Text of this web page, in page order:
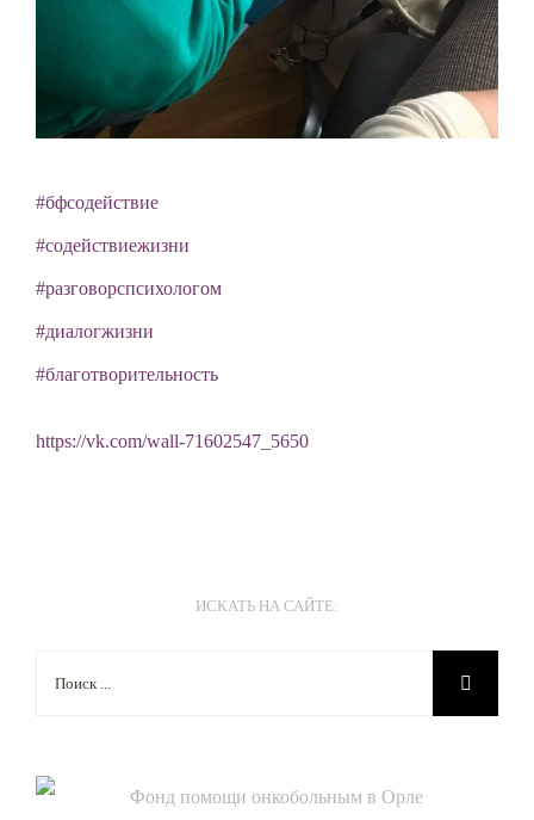
#бфсодействие
#содействиежизни
#разговорспсихологом
#диалогжизни
#благотворительность
https://vk.com/wall-71602547_5650
ИСКАТЬ НА САЙТЕ: